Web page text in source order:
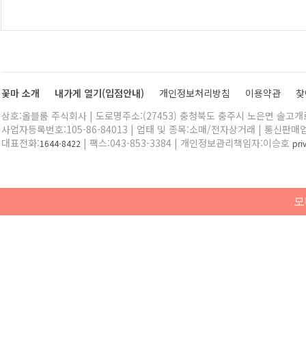
꽃마 소개 내가게 열기(입점안내) 개인정보처리방침 이용약관
상호:올블룸 주식회사 | 도로명주소:(27453) 충청북도 충주시 노은면 솔고
사업자등록번호:105-86-84013 | 업태 및 종목:소매/전자상거래 | 통신판매
대표전화:1644-8422 | 팩스:043-853-3384 | 개인정보관리책임자:이승호